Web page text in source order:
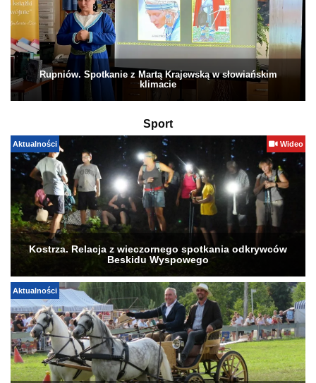
Rupniów. Spotkanie z Martą Krajewską w słowiańskim
klimacie
Sport
Aktualności Wideo
Kostrza. Relacja z wieczornego spotkania odkrywców
Beskidu Wyspowego
Aktualności